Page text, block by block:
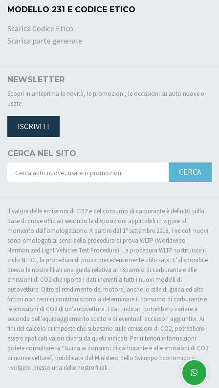
MODELLO 231 E CODICE ETICO
Scarica Codice Etico
Scarica parte generale
NEWSLETTER
Scopri in anteprima le novità, le promozioni, le occasioni su auto nuove e
usate
ISCRIVITI
CERCA NEL SITO
CERCA
Il valore delle emissioni di CO2 e del consumo di carburante è definito sulla
base di prove ufficiali secondo le disposizioni applicabili in vigore al
momento dell'omologazione. A partire dal 1° settembre 2018, i veicoli nuovi
sono omologati ai sensi della procedura di prova WLTP (Worldwide
Harmonized Light Vehicles Test Procedure). La procedura WLTP sostituisce il
ciclo NEDC, la procedura di prova precedentemente utilizzata. E’ disponibile
presso le nostre filiali una guida relativa al risparmio di carburante e alle
emissioni di CO2 che riporta i dati inerenti a tutti i nuovi modelli di
autovetture. Oltre al rendimento del motore, anche lo stile di guida ed altri
fattori non tecnici contribuiscono a determinare il consumo di carburante e
le emissioni di CO2 di un’autovettura. I dati indicati potrebbero variare a
seconda dell’equipaggiamento scelto e di eventuali accessori aggiuntivi. Ai
fini del calcolo di imposte che si basano sulle emissioni di CO2, potrebbero
essere applicati valori diversi da quelli indicati. Per ulteriori informazioni
potete consultare la “Guida ai consumi di carburante e alle emissioni di CO2
di nuove vetture”, pubblicata dal Ministero dello Sviluppo Economico o
rivolgervi presso una delle nostre filiali.